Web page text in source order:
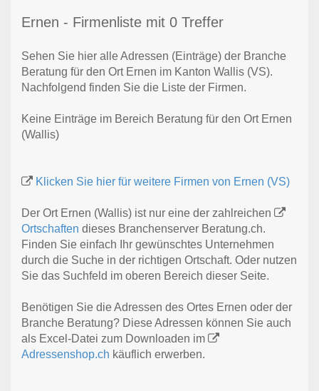
Ernen - Firmenliste mit 0 Treffer
Sehen Sie hier alle Adressen (Einträge) der Branche
Beratung für den Ort Ernen im Kanton Wallis (VS).
Nachfolgend finden Sie die Liste der Firmen.
Keine Einträge im Bereich Beratung für den Ort Ernen
(Wallis)
Klicken Sie hier für weitere Firmen von Ernen (VS)
Der Ort Ernen (Wallis) ist nur eine der zahlreichen
Ortschaften dieses Branchenserver Beratung.ch.
Finden Sie einfach Ihr gewünschtes Unternehmen
durch die Suche in der richtigen Ortschaft. Oder nutzen
Sie das Suchfeld im oberen Bereich dieser Seite.
Benötigen Sie die Adressen des Ortes Ernen oder der
Branche Beratung? Diese Adressen können Sie auch
als Excel-Datei zum Downloaden im
Adressenshop.ch käuflich erwerben.